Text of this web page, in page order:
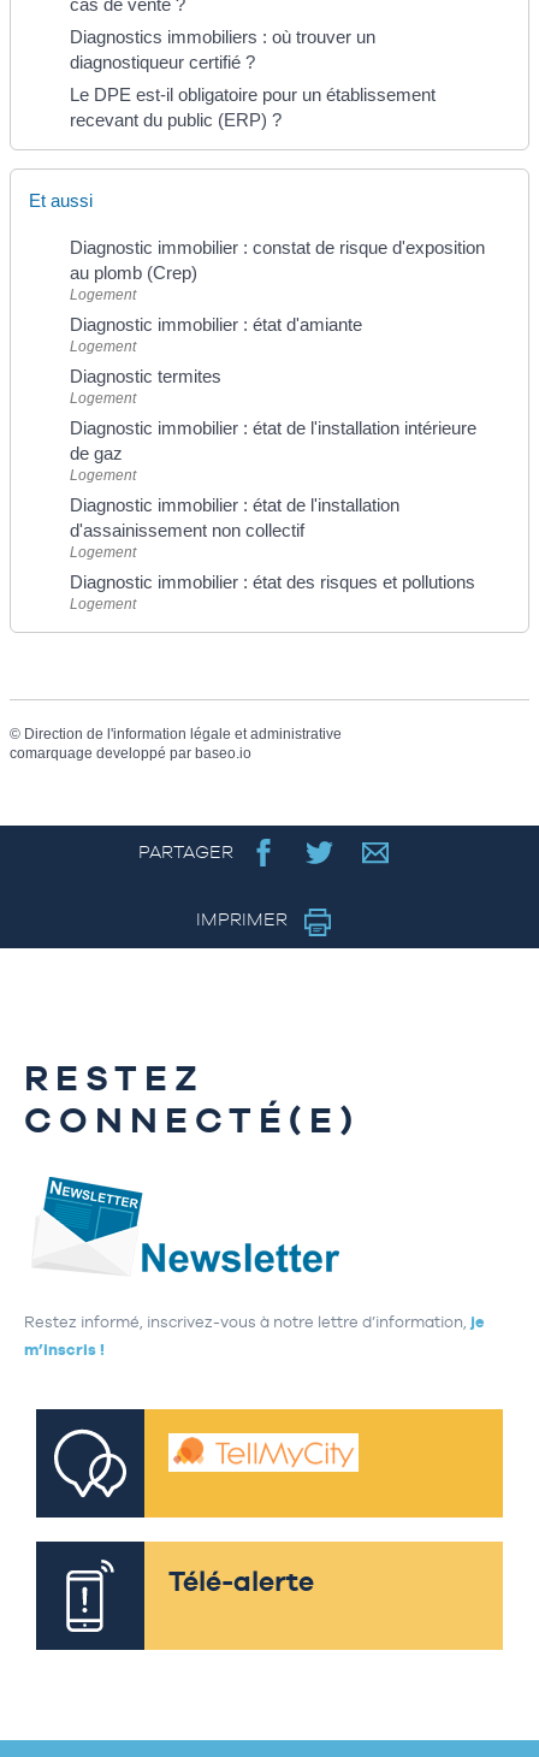
cas de vente ?
Diagnostics immobiliers : où trouver un
diagnostiqueur certifié ?
Le DPE est-il obligatoire pour un établissement
recevant du public (ERP) ?
Et aussi
Diagnostic immobilier : constat de risque d'exposition
au plomb (Crep)
Logement
Diagnostic immobilier : état d'amiante
Logement
Diagnostic termites
Logement
Diagnostic immobilier : état de l'installation intérieure
de gaz
Logement
Diagnostic immobilier : état de l'installation
d'assainissement non collectif
Logement
Diagnostic immobilier : état des risques et pollutions
Logement
© Direction de l'information légale et administrative
comarquage developpé par baseo.io
PARTAGER
IMPRIMER
RESTEZ
CONNECTÉ(E)
Restez informé, inscrivez-vous à notre lettre d’information, je
m’inscris !
Télé-alerte